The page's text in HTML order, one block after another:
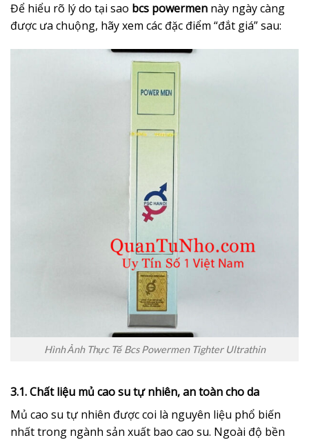
Để hiểu rõ lý do tại sao bcs powermen này ngày càng
được ưa chuộng, hãy xem các đặc điểm “đắt giá” sau:
Hình Ảnh Thực Tế Bcs Powermen Tighter Ultrathin
3.1. Chất liệu mủ cao su tự nhiên, an toàn cho da
Mủ cao su tự nhiên được coi là nguyên liệu phổ biến
nhất trong ngành sản xuất bao cao su. Ngoài độ bền